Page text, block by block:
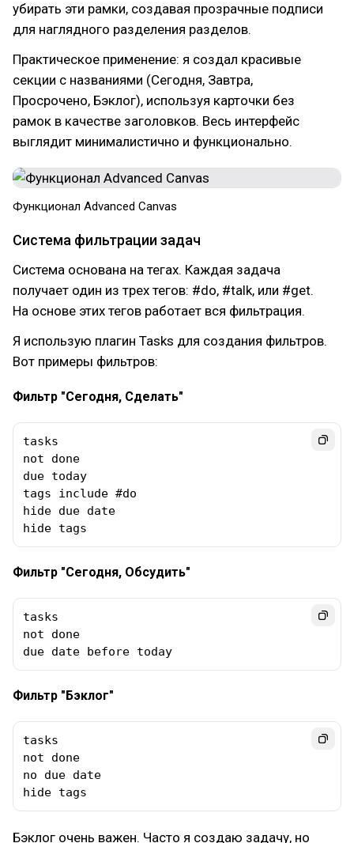
убирать эти рамки, создавая прозрачные подписи
для наглядного разделения разделов.
Практическое применение: я создал красивые
секции с названиями (Сегодня, Завтра,
Просрочено, Бэклог), используя карточки без
рамок в качестве заголовков. Весь интерфейс
выглядит минималистично и функционально.
Функционал Advanced Canvas
Система фильтрации задач
Cистема основана на тегах. Каждая задача
получает один из трех тегов: #do, #talk, или #get.
На основе этих тегов работает вся фильтрация.
Я использую плагин Tasks для создания фильтров.
Вот примеры фильтров:
Фильтр "Сегодня, Сделать"
tasks
not done
due today
tags include #do
hide due date
hide tags
Фильтр "Сегодня, Обсудить"
tasks
not done
due date before today
Фильтр "Бэклог"
tasks
not done
no due date
hide tags
Бэклог очень важен. Часто я создаю задачу, но